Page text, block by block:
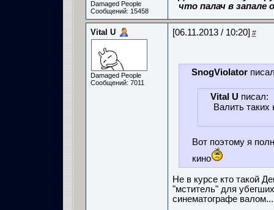
Damaged People
Сообщений: 15458
что палач в запале
Vital U
Damaged People
Сообщений: 7011
[06.11.2013 / 10:20] #
SnogViolator
Vital U писал:
Валить
Вот поэтому я
кино
Не в курсе кто такой
"мститель" для
синематографе валом...